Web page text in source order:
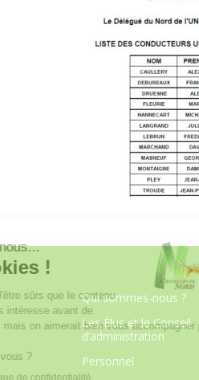
Qui sommes-nous ?
Les Élus et le Conseil
d’administration
Personnel